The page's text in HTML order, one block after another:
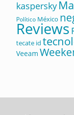
kaspersky
Político México
Reviews
tecate id
Veeam